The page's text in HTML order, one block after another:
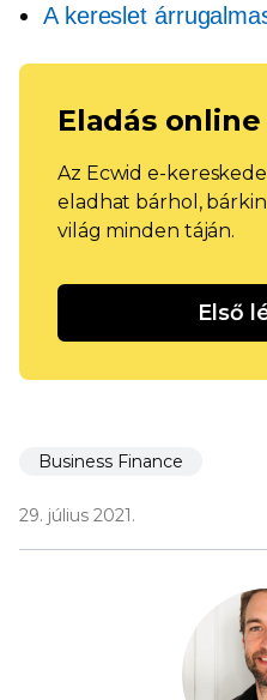
A kereslet
Eladás online
Az Ecwid e-
eladhat bárhol,
világ minden táján.
Első
Business Finance
29. július 2021.